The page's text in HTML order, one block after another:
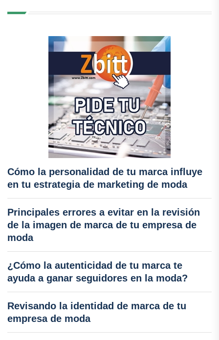
Cómo la personalidad de tu marca influye
en tu estrategia de marketing de moda
Principales errores a evitar en la revisión
de la imagen de marca de tu empresa de
moda
¿Cómo la autenticidad de tu marca te
ayuda a ganar seguidores en la moda?
Revisando la identidad de marca de tu
empresa de moda